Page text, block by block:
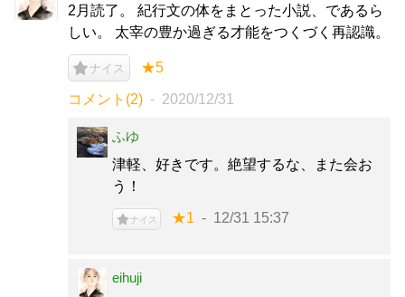
2月読了。 紀行文の体をまとった小説、であるら
しい。 太宰の豊か過ぎる才能をつくづく再認識。
ナイス ★5
コメント(2) 2020/12/31
ふゆ
津軽、好きです。絶望するな、また会お
う！
ナイス ★1 12/31 15:37
eihuji